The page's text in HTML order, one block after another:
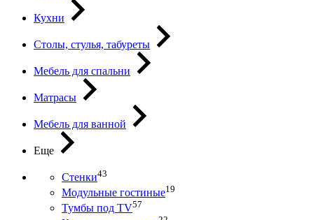
Кухни
Столы, стулья, табуреты
Мебель для спальни
Матрасы
Мебель для ванной
Еще
Стенки43
Модульные гостиные19
Тумбы под ТV57